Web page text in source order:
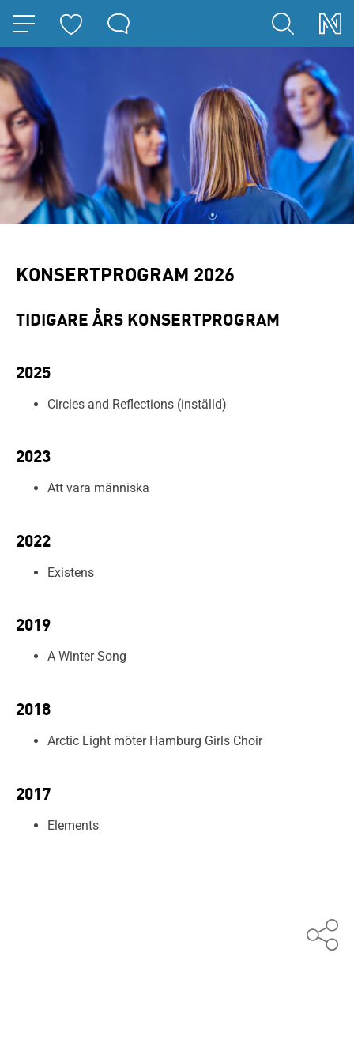
HOPPA TILL NAVIGERINGEN
HOPPA TILL INNEHÅLLET
KONSERTPROGRAM 2026
TIDIGARE ÅRS KONSERTPROGRAM
2025
Circles and Reflections (inställd)
2023
Att vara människa
2022
Existens
2019
A Winter Song
2018
Arctic Light möter Hamburg Girls Choir
2017
Elements